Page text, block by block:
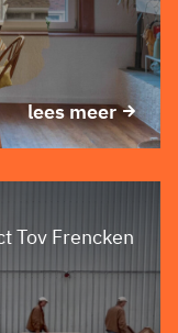
lees meer
Tov Frencken